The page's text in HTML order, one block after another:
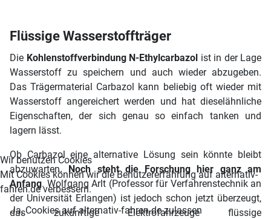
Flüssige Wasserstoffträger
Die Kohlenstoffverbindung N-Ethylcarbazol ist in der Lage
Wasserstoff zu speichern und auch wieder abzugeben.
Das Trägermaterial Carbazol kann beliebig oft wieder mit
Wasserstoff angereichert werden und hat dieselähnliche
Eigenschaften, der sich genau so einfach tanken und
lagern lässt.
Ob Carbazol eine alternative Lösung sein könnte bleibt
abzuwarten. Noch steht die Forschung hier ganz am
Anfang. Wolfgang Arlt (Professor für Verfahrenstechnik an
der Universität Erlangen) ist jedoch schon jetzt überzeugt,
das zukünftige Elektrofahrzeuge flüssige
Wir benutzen Cookies
Mit Cookies können wir die Benutzererfahrung auf alternativ-
fahren.de verbessern.
Ja, Cookies auf alternativ-fahren.de zulassen